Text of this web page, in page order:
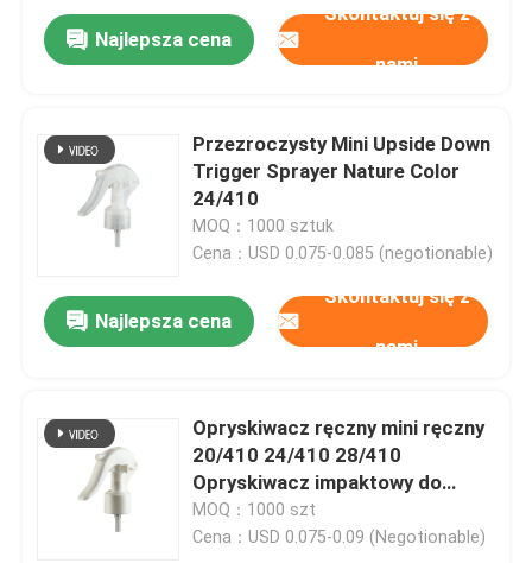
Najlepsza cena
Skontaktuj się z
nami
Przezroczysty Mini Upside Down
Trigger Sprayer Nature Color
24/410
MOQ：1000 sztuk
Cena：USD 0.075-0.085 (negotionable)
Najlepsza cena
Skontaktuj się z
nami
Opryskiwacz ręczny mini ręczny
20/410 24/410 28/410
Opryskiwacz impaktowy do
ogrodu
MOQ：1000 szt
Cena：USD 0.075-0.09 (Negotionable)